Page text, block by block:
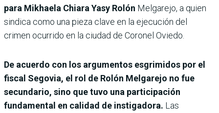
para Mikhaela Chiara Yasy Rolón Melgarejo, a quien
sindica como una pieza clave en la ejecución del
crimen ocurrido en la ciudad de Coronel Oviedo.
De acuerdo con los argumentos esgrimidos por el
fiscal Segovia, el rol de Rolón Melgarejo no fue
secundario, sino que tuvo una participación
fundamental en calidad de instigadora. Las